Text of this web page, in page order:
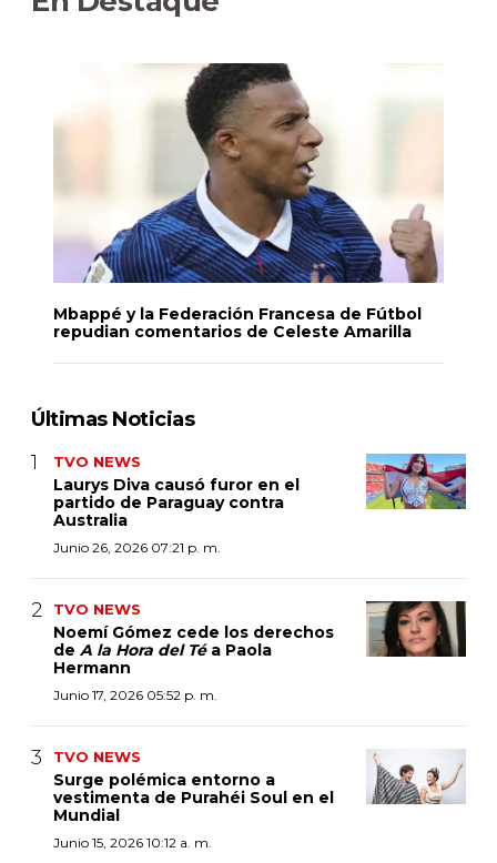
Mbappé y la Federación Francesa de Fútbol
repudian comentarios de Celeste Amarilla
Últimas Noticias
TVO NEWS
Laurys Diva causó furor en el
partido de Paraguay contra
Australia
Junio 26, 2026 07:21 p. m.
TVO NEWS
Noemí Gómez cede los derechos
de A la Hora del Té a Paola
Hermann
Junio 17, 2026 05:52 p. m.
TVO NEWS
Surge polémica entorno a
vestimenta de Purahéi Soul en el
Mundial
Junio 15, 2026 10:12 a. m.